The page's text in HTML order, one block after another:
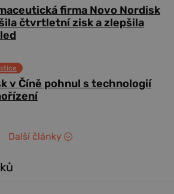
firma Novo Nordisk
čtvrtletní zisk a zlepšila
v Číně pohnul s technologií
Další články